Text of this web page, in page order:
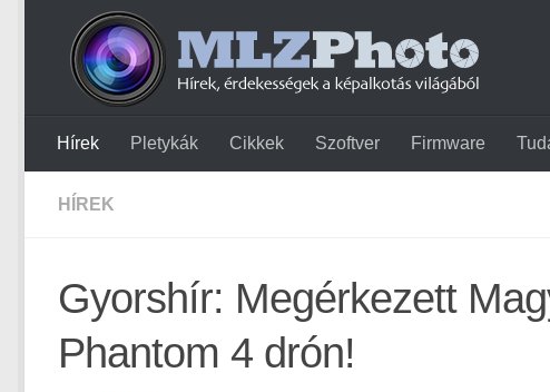
Hírek Pletykák Cikkek Szoftver Firmware
HÍREK
Gyorshír: Megérkezett
Phantom 4 drón!